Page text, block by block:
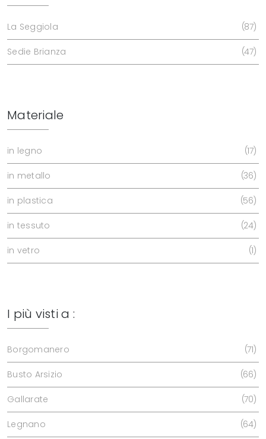
La Seggiola 87
Sedie Brianza 47
Materiale
in legno 17
in metallo 36
in plastica 56
in tessuto 24
in vetro 1
I più visti a :
Borgomanero 71
Busto Arsizio 66
Gallarate 70
Legnano 64